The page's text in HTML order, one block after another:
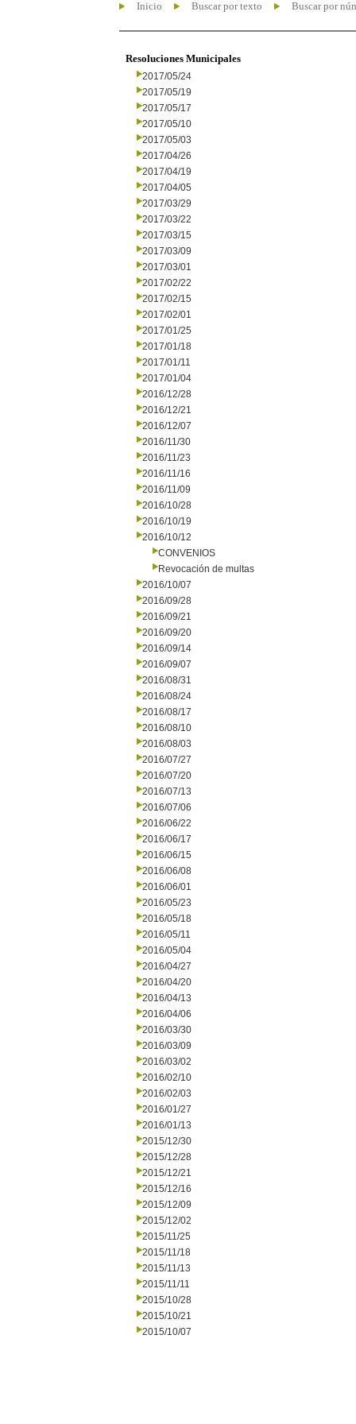
Inicio Buscar por texto Buscar por
Resoluciones Municipales
2017/05/24
2017/05/19
2017/05/17
2017/05/10
2017/05/03
2017/04/26
2017/04/19
2017/04/05
2017/03/29
2017/03/22
2017/03/15
2017/03/09
2017/03/01
2017/02/22
2017/02/15
2017/02/01
2017/01/25
2017/01/18
2017/01/11
2017/01/04
2016/12/28
2016/12/21
2016/12/07
2016/11/30
2016/11/23
2016/11/16
2016/11/09
2016/10/28
2016/10/19
2016/10/12
CONVENIOS
Revocación de multas
2016/10/07
2016/09/28
2016/09/21
2016/09/20
2016/09/14
2016/09/07
2016/08/31
2016/08/24
2016/08/17
2016/08/10
2016/08/03
2016/07/27
2016/07/20
2016/07/13
2016/07/06
2016/06/22
2016/06/17
2016/06/15
2016/06/08
2016/06/01
2016/05/23
2016/05/18
2016/05/11
2016/05/04
2016/04/27
2016/04/20
2016/04/13
2016/04/06
2016/03/30
2016/03/09
2016/03/02
2016/02/10
2016/02/03
2016/01/27
2016/01/13
2015/12/30
2015/12/28
2015/12/21
2015/12/16
2015/12/09
2015/12/02
2015/11/25
2015/11/18
2015/11/13
2015/11/11
2015/10/28
2015/10/21
2015/10/07